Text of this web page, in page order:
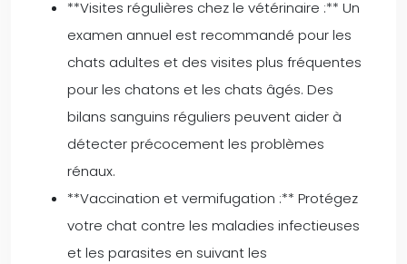
**Visites régulières chez le vétérinaire :** Un
examen annuel est recommandé pour les
chats adultes et des visites plus fréquentes
pour les chatons et les chats âgés. Des
bilans sanguins réguliers peuvent aider à
détecter précocement les problèmes
rénaux.
**Vaccination et vermifugation :** Protégez
votre chat contre les maladies infectieuses
et les parasites en suivant les